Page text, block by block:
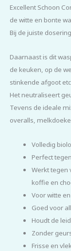
Excellent Schoon
de witte en bonte
Bij de juiste
Daarnaast is dit
de keuken, op de
stinkende afgoot
Het neutraliseert
Tevens de ideale
overalls,
Volledig
Perfect
Werkt tegen
koffie en
Voor witte
Goed voor
Houdt de
Zonder
Frisse en